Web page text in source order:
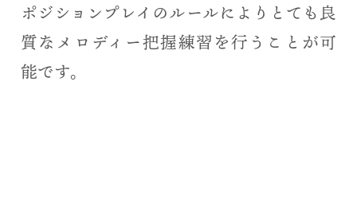
プ
レ
ー
ポジションプレイのルールによりとても良
質なメロディー把握練習を行うことが可
能です。